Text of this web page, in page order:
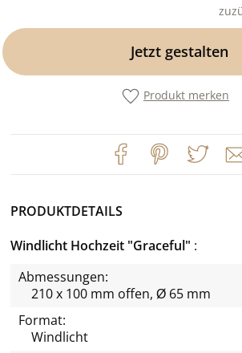
Jetzt gestalten
Produkt merken
PRODUKTDETAILS
Windlicht Hochzeit "Graceful"
Abmessungen:
210 x 100 mm offen, Ø 65 mm
Format:
Windlicht